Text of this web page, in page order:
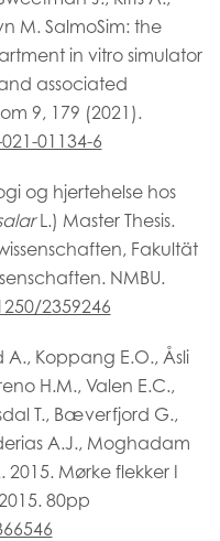
M. SalmoSim: the
in vitro simulator
associated
9, 179 (2021).
01134-6
og hjertehelse hos
L.) Master Thesis.
Fakultät
NMBU.
2359246
A., Koppang E.O., Åsli
H.M., Valen E.C.,
T., Bæverfjord G.,
A.J., Moghadam
2015. Mørke flekker I
80pp